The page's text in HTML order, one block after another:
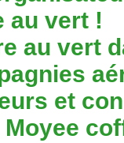
au vert !
au vert
et